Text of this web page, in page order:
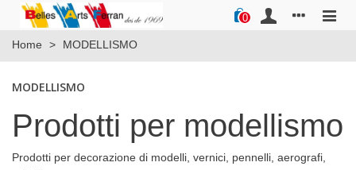
0
Home > MODELLISMO
MODELLISMO
Prodotti per modellismo
Prodotti per decorazione di modelli, vernici, pennelli, aerografi,